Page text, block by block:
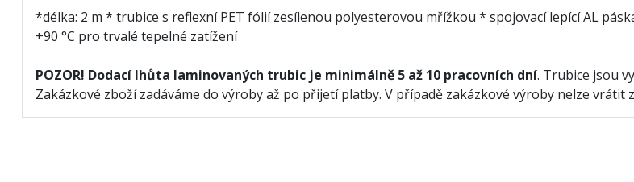
*délka: 2 m * trubice s reflexní PET fólií zesílenou polyesterovou mřížkou * spojovací lepící AL
+90 °C pro trvalé tepelné zatížení
POZOR! Dodací lhůta laminovaných trubic je minimálně 5 až 10 pracovních dní. Trubice jsou
Zakázkové zboží zadáváme do výroby až po přijetí platby. V případě zakázkové výroby nelze vrátit